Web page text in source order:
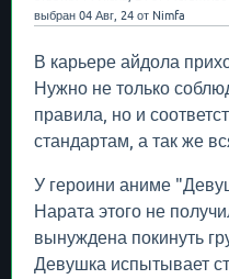
выбран 04 Авг, 24 от Nimfa
В карьере айдола
Нужно не только
правила, но и
стандартам, а так же
У героини аниме
Нарата этого не
вынуждена покинуть
Девушка испытывает